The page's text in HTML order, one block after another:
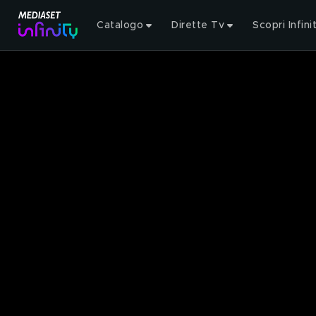
Catalogo Dirette Tv Scopri